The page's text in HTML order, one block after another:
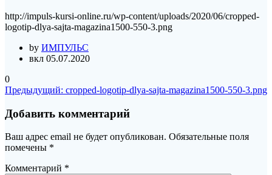
http://impuls-kursi-online.ru/wp-content/uploads/2020/06/cropped-
logotip-dlya-sajta-magazina1500-550-3.png
by ИМПУЛЬС
вкл 05.07.2020
0
Навигация
по
записям
Предыдущий: Предыдущая
cropped-logotip-dlya-sajta-magazina1500-550-3.png
Добавить комментарий
Ваш адрес email не будет опубликован. Обязательные поля
помечены *
Комментарий *